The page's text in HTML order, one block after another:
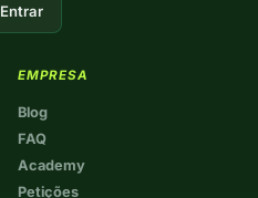
Entrar
EMPRESA
Blog
FAQ
Academy
Petições